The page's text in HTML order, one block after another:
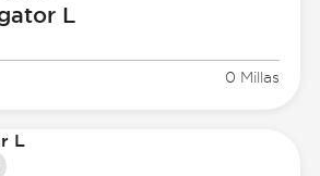
L
0 Millas